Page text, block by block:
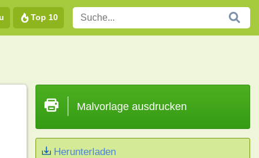
Top 10
Malvorlage ausdrucken
Herunterladen